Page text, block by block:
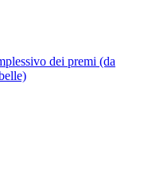
dei premi (da